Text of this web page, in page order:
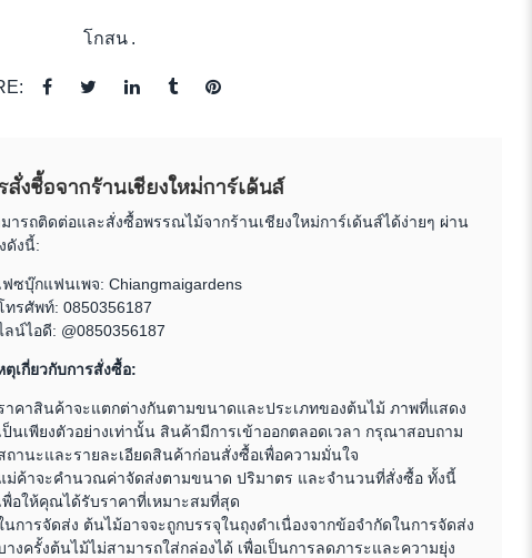
โกสน .
สั่งซื้อจากร้านเชียงใหม่การ์เด้นส์
ารถติดต่อและสั่งซื้อพรรณไม้จากร้านเชียงใหม่การ์เด้นส์ได้ง่ายๆ ผ่าน
ดังนี้:
ฟซบุ๊กแฟนเพจ: Chiangmaigardens
ทรศัพท์: 0850356187
ลน์ไอดี: @0850356187
ตุเกี่ยวกับการสั่งซื้อ:
าคาสินค้าจะแตกต่างกันตามขนาดและประเภทของต้นไม้ ภาพที่แสดง
ป็นเพียงตัวอย่างเท่านั้น สินค้ามีการเข้าออกตลอดเวลา กรุณาสอบถาม
ถานะและรายละเอียดสินค้าก่อนสั่งซื้อเพื่อความมั่นใจ
ม่ค้าจะคำนวณค่าจัดส่งตามขนาด ปริมาตร และจำนวนที่สั่งซื้อ ทั้งนี้
พื่อให้คุณได้รับราคาที่เหมาะสมที่สุด
นการจัดส่ง ต้นไม้อาจจะถูกบรรจุในถุงดำเนื่องจากข้อจำกัดในการจัดส่ง
างครั้งต้นไม้ไม่สามารถใส่กล่องได้ เพื่อเป็นการลดภาระและความยุ่ง